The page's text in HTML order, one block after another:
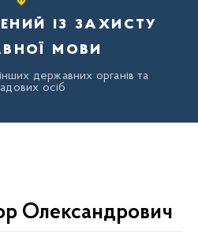
із захисту
мови
державних органів та
осіб
Олександрович